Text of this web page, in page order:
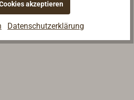
kondensiert und
trinkbaren
Wassers
akzeptieren
Datenschutzerklärung